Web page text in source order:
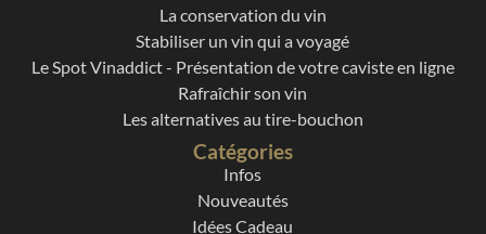
La conservation du vin
Stabiliser un vin qui a voyagé
Le Spot Vinaddict - Présentation de votre caviste en ligne
Rafraîchir son vin
Les alternatives au tire-bouchon
Catégories
Infos
Nouveautés
Idées Cadeau